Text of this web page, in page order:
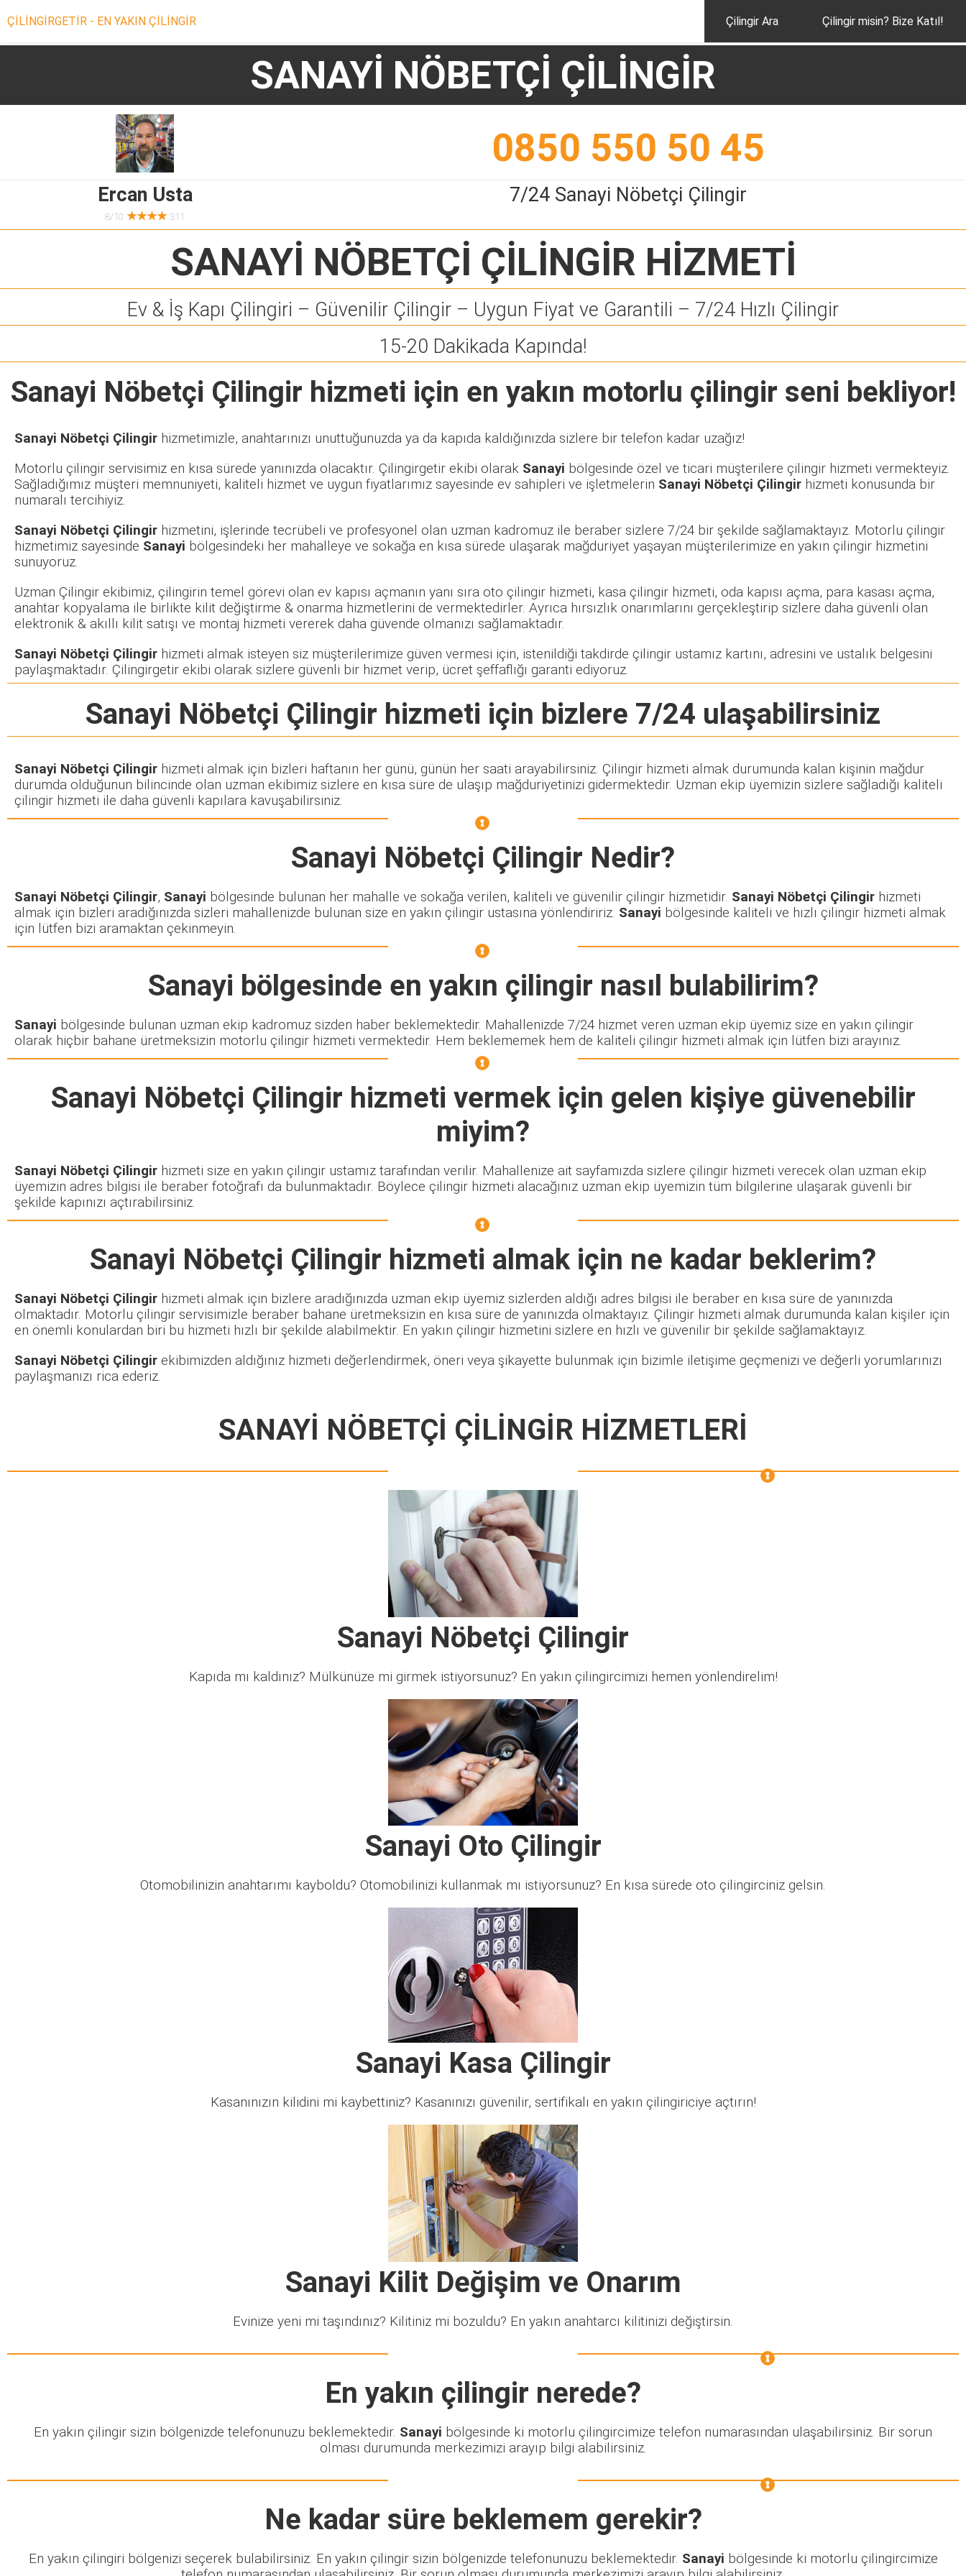
ÇİLİNGİRGETİR - EN YAKIN ÇİLİNGİR Çilingir Ara Çilingir misin? Bize Katıl!
SANAYİ NÖBETÇİ ÇİLİNGİR
0850 550 50 45
Ercan Usta
8/10 ★★★★311
7/24 Sanayi Nöbetçi Çilingir
SANAYİ NÖBETÇİ ÇİLİNGİR HİZMETİ
Ev & İş Kapı Çilingiri – Güvenilir Çilingir – Uygun Fiyat ve Garantili – 7/24 Hızlı Çilingir
15-20 Dakikada Kapında!
Sanayi Nöbetçi Çilingir hizmeti için en yakın motorlu çilingir seni bekliyor!
Sanayi Nöbetçi Çilingir hizmetimizle, anahtarınızı unuttuğunuzda ya da kapıda kaldığınızda sizlere bir telefon kadar uzağız!
Motorlu çilingir servisimiz en kısa sürede yanınızda olacaktır. Çilingirgetir ekibi olarak Sanayi bölgesinde özel ve ticari müşterilere çilingir hizmeti vermekteyiz.
Sağladığımız müşteri memnuniyeti, kaliteli hizmet ve uygun fiyatlarımız sayesinde ev sahipleri ve işletmelerin Sanayi Nöbetçi Çilingir hizmeti konusunda bir
numaralı tercihiyiz.
Sanayi Nöbetçi Çilingir hizmetini, işlerinde tecrübeli ve profesyonel olan uzman kadromuz ile beraber sizlere 7/24 bir şekilde sağlamaktayız. Motorlu çilingir
hizmetimiz sayesinde Sanayi bölgesindeki her mahalleye ve sokağa en kısa sürede ulaşarak mağduriyet yaşayan müşterilerimize en yakın çilingir hizmetini
sunuyoruz.
Uzman Çilingir ekibimiz, çilingirin temel görevi olan ev kapısı açmanın yanı sıra oto çilingir hizmeti, kasa çilingir hizmeti, oda kapısı açma, para kasası açma,
anahtar kopyalama ile birlikte kilit değiştirme & onarma hizmetlerini de vermektedirler. Ayrıca hırsızlık onarımlarını gerçekleştirip sizlere daha güvenli olan
elektronik & akıllı kilit satışı ve montaj hizmeti vererek daha güvende olmanızı sağlamaktadır.
Sanayi Nöbetçi Çilingir hizmeti almak isteyen siz müşterilerimize güven vermesi için, istenildiği takdirde çilingir ustamız kartını, adresini ve ustalık belgesini
paylaşmaktadır. Çilingirgetir ekibi olarak sizlere güvenli bir hizmet verip, ücret şeffaflığı garanti ediyoruz.
Sanayi Nöbetçi Çilingir hizmeti için bizlere 7/24 ulaşabilirsiniz
Sanayi Nöbetçi Çilingir hizmeti almak için bizleri haftanın her günü, günün her saati arayabilirsiniz. Çilingir hizmeti almak durumunda kalan kişinin mağdur
durumda olduğunun bilincinde olan uzman ekibimiz sizlere en kısa süre de ulaşıp mağduriyetinizi gidermektedir. Uzman ekip üyemizin sizlere sağladığı kaliteli
çilingir hizmeti ile daha güvenli kapılara kavuşabilirsiniz.
Sanayi Nöbetçi Çilingir Nedir?
Sanayi Nöbetçi Çilingir, Sanayi bölgesinde bulunan her mahalle ve sokağa verilen, kaliteli ve güvenilir çilingir hizmetidir. Sanayi Nöbetçi Çilingir hizmeti
almak için bizleri aradığınızda sizleri mahallenizde bulunan size en yakın çilingir ustasına yönlendiririz. Sanayi bölgesinde kaliteli ve hızlı çilingir hizmeti almak
için lütfen bizi aramaktan çekinmeyin.
Sanayi bölgesinde en yakın çilingir nasıl bulabilirim?
Sanayi bölgesinde bulunan uzman ekip kadromuz sizden haber beklemektedir. Mahallenizde 7/24 hizmet veren uzman ekip üyemiz size en yakın çilingir
olarak hiçbir bahane üretmeksizin motorlu çilingir hizmeti vermektedir. Hem beklememek hem de kaliteli çilingir hizmeti almak için lütfen bizi arayınız.
Sanayi Nöbetçi Çilingir hizmeti vermek için gelen kişiye güvenebilir
miyim?
Sanayi Nöbetçi Çilingir hizmeti size en yakın çilingir ustamız tarafından verilir. Mahallenize ait sayfamızda sizlere çilingir hizmeti verecek olan uzman ekip
üyemizin adres bilgisi ile beraber fotoğrafı da bulunmaktadır. Böylece çilingir hizmeti alacağınız uzman ekip üyemizin tüm bilgilerine ulaşarak güvenli bir
şekilde kapınızı açtırabilirsiniz.
Sanayi Nöbetçi Çilingir hizmeti almak için ne kadar beklerim?
Sanayi Nöbetçi Çilingir hizmeti almak için bizlere aradığınızda uzman ekip üyemiz sizlerden aldığı adres bilgisi ile beraber en kısa süre de yanınızda
olmaktadır. Motorlu çilingir servisimizle beraber bahane üretmeksizin en kısa süre de yanınızda olmaktayız. Çilingir hizmeti almak durumunda kalan kişiler için
en önemli konulardan biri bu hizmeti hızlı bir şekilde alabilmektir. En yakın çilingir hizmetini sizlere en hızlı ve güvenilir bir şekilde sağlamaktayız.
Sanayi Nöbetçi Çilingir ekibimizden aldığınız hizmeti değerlendirmek, öneri veya şikayette bulunmak için bizimle iletişime geçmenizi ve değerli yorumlarınızı
paylaşmanızı rica ederiz.
SANAYİ NÖBETÇİ ÇİLİNGİR HİZMETLERİ
Sanayi Nöbetçi Çilingir
Kapıda mı kaldınız? Mülkünüze mi girmek istiyorsunuz? En yakın çilingircimizi hemen yönlendirelim!
Sanayi Oto Çilingir
Otomobilinizin anahtarımı kayboldu? Otomobilinizi kullanmak mı istiyorsunuz? En kısa sürede oto çilingirciniz gelsin.
Sanayi Kasa Çilingir
Kasanınızın kilidini mi kaybettiniz? Kasanınızı güvenilir, sertifikalı en yakın çilingiriciye açtırın!
Sanayi Kilit Değişim ve Onarım
Evinize yeni mi taşındınız? Kilitiniz mi bozuldu? En yakın anahtarcı kilitinizi değiştirsin.
En yakın çilingir nerede?
En yakın çilingir sizin bölgenizde telefonunuzu beklemektedir. Sanayi bölgesinde ki motorlu çilingircimize telefon numarasından ulaşabilirsiniz. Bir sorun
olması durumunda merkezimizi arayıp bilgi alabilirsiniz.
Ne kadar süre beklemem gerekir?
En yakın çilingiri bölgenizi seçerek bulabilirsiniz. En yakın çilingir sizin bölgenizde telefonunuzu beklemektedir. Sanayi bölgesinde ki motorlu çilingircimize